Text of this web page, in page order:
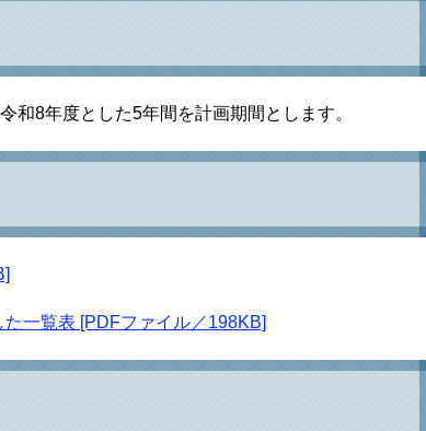
8年度とした5年間を計画期間とします。
一覧表 [PDFファイル／198KB]